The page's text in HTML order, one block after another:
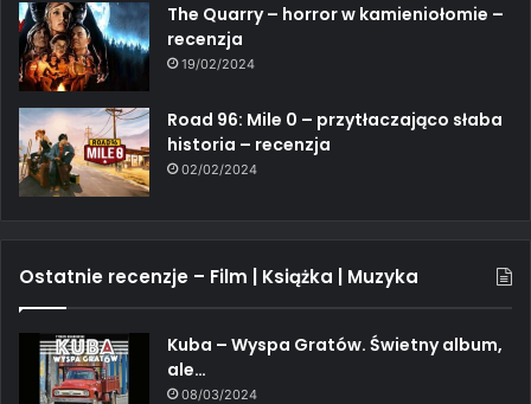
The Quarry – horror w kamieniołomie –
recenzja
19/02/2024
Road 96: Mile 0 – przytłaczająco słaba
historia – recenzja
02/02/2024
Ostatnie recenzje – Film | Książka | Muzyka
Kuba – Wyspa Gratów. Świetny album,
ale…
08/03/2024